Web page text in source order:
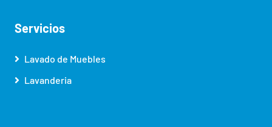
Servicios
Lavado de Muebles
Lavanderia